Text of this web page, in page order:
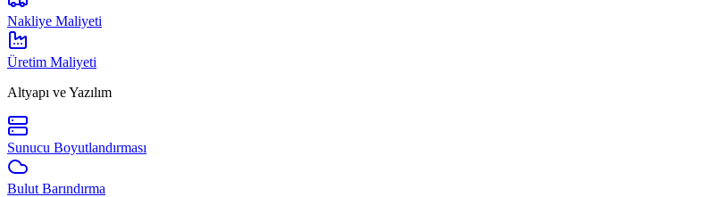
Nakliye Maliyeti
Üretim Maliyeti
Altyapı ve Yazılım
Sunucu Boyutlandırması
Bulut Barındırma